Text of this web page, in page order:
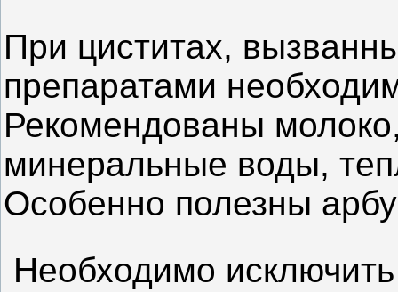
При циститах,
препаратами
Рекомендованы
минеральные воды,
Особенно полезны
Необходимо